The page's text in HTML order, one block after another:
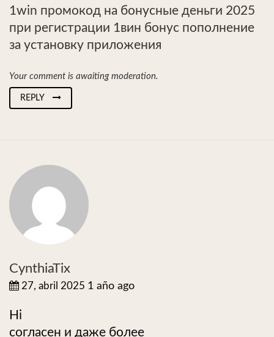
1win промокод на бонусные деньги 2025
при регистрации 1вин бонус пополнение
за установку приложения
Your comment is awaiting moderation.
REPLY
CynthiaTix
27, abril 2025 1 año ago
Hi
согласен и даже более